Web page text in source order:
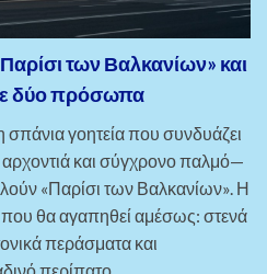
των Βαλκανίων» και
δύο πρόσωπα
σπάνια γοητεία που συνδυάζει
και σύγχρονο παλμό—
«Παρίσι των Βαλκανίων». Η
που θα αγαπηθεί αμέσως: στενά
περάσματα και